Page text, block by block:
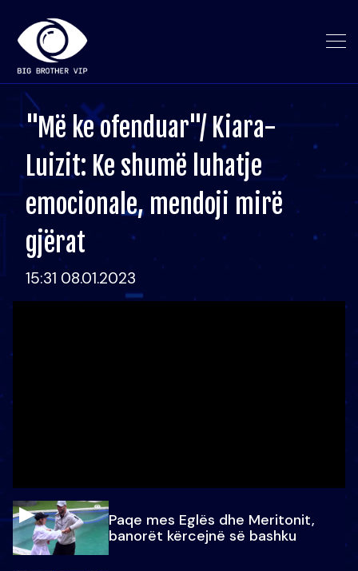
"Më ke ofenduar"/ Kiara-
Luizit: Ke shumë luhatje
emocionale, mendoji mirë
gjërat
15:31 08.01.2023
Paqe mes Eglës dhe Meritonit,
banorët kërcejnë së bashku